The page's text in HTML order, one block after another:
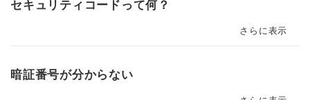
セキュリティコードって何？
さらに表示
暗証番号が分からない